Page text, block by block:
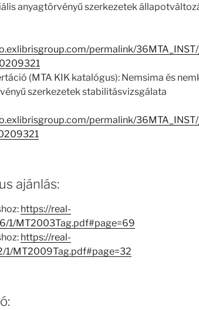
anyagtörvényű szerkezetek
permalink/
(MTA KIK katalógus): Nemsima és
szerkezetek stabilitásvizsgálata
permalink/
ajánlás:
https://real-
1/MT2003Tag.pdf#page=69
https://real-
1/MT2009Tag.pdf#page=32